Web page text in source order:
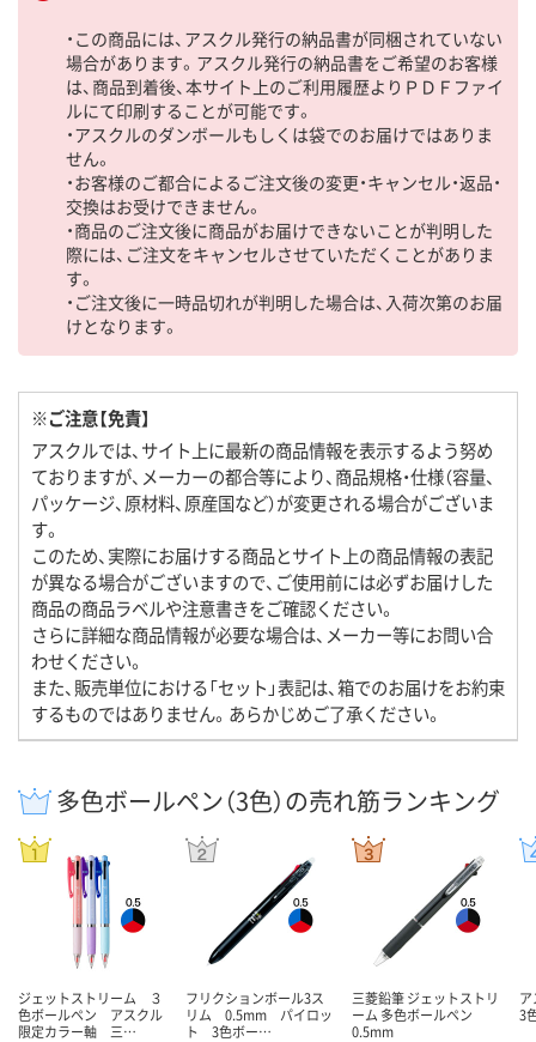
・この商品には、アスクル発行の納品書が同梱されていない
場合があります。アスクル発行の納品書をご希望のお客様
は、商品到着後、本サイト上のご利用履歴よりＰＤＦファイ
ルにて印刷することが可能です。
・アスクルのダンボールもしくは袋でのお届けではありま
せん。
・お客様のご都合によるご注文後の変更・キャンセル・返品・
交換はお受けできません。
・商品のご注文後に商品がお届けできないことが判明した
際には、ご注文をキャンセルさせていただくことがありま
す。
・ご注文後に一時品切れが判明した場合は、入荷次第のお届
けとなります。
※ご注意【免責】
アスクルでは、サイト上に最新の商品情報を表示するよう努め
ておりますが、メーカーの都合等により、商品規格・仕様（容量、
パッケージ、原材料、原産国など）が変更される場合がございま
す。
このため、実際にお届けする商品とサイト上の商品情報の表記
が異なる場合がございますので、ご使用前には必ずお届けした
商品の商品ラベルや注意書きをご確認ください。
さらに詳細な商品情報が必要な場合は、メーカー等にお問い合
わせください。
また、販売単位における「セット」表記は、箱でのお届けをお約束
するものではありません。あらかじめご了承ください。
多色ボールペン（3色）の売れ筋ランキング
ジェットストリーム ３
色ボールペン アスクル
限定カラー軸 三…
フリクションボール3ス
リム 0.5mm パイロッ
ト 3色ボー…
三菱鉛筆 ジェットストリ
ーム 多色ボールペン
0.5mm
3